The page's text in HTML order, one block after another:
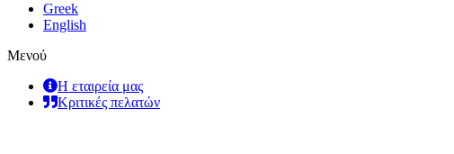
Greek
English
Μενού
Η εταιρεία μας
Κριτικές πελατών